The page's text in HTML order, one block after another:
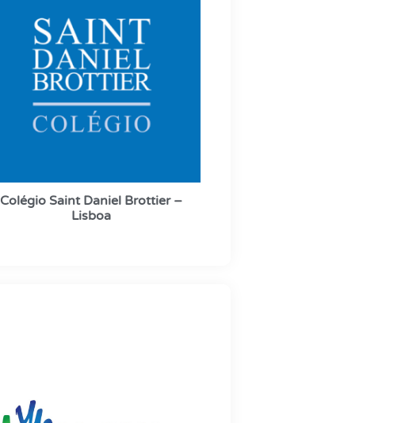
Colégio Saint Daniel Brottier –
Lisboa